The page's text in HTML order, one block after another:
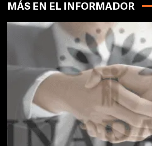
MÁS EN EL INFORMADOR